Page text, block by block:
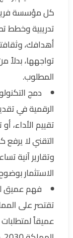
كل مؤسسة
تدريبية وخطط
أهدافك،
تواجهها، بدلاً
المطلوب.
دمج
الرقمية في
تقييم الأداء،
التقني لا
وتقارير آنية
الاستثمار
تقتصر على
عميقاً